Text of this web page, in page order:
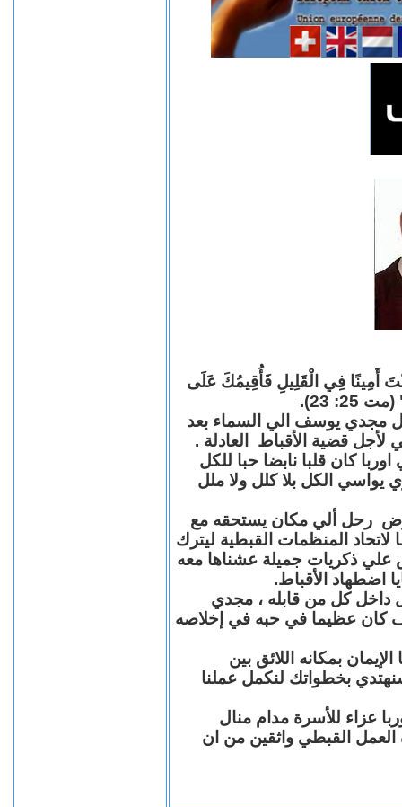
أَمِينًا فِي الْقَلِيلِ فَأُقِيمُكَ عَلَى
23).
مجدي يوسف الي السماء بعد
قضية الأقباط العادلة .
كان قلبا نابضا حبا للكل
يواسي الكل بلا كلل ولا ملل
رحل ألي مكان يستحقه مع
المنظمات القبطية ليترك
علي ذكريات جميلة عشناها معه
اضطهاد الأقباط.
داخل كل من قابله ، مجدي
عظيما في حبه في إخلاصه
بمكانه اللائق بين
بخطواتك لنكمل عملنا
عزاء للأسرة مدام منال
العمل القبطي واثقين من ان